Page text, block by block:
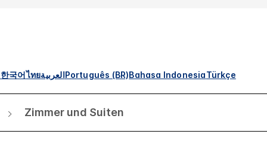
한국어ไทยالعربيةPortuguês (BR)Bahasa IndonesiaTürkçe
Zimmer und Suiten